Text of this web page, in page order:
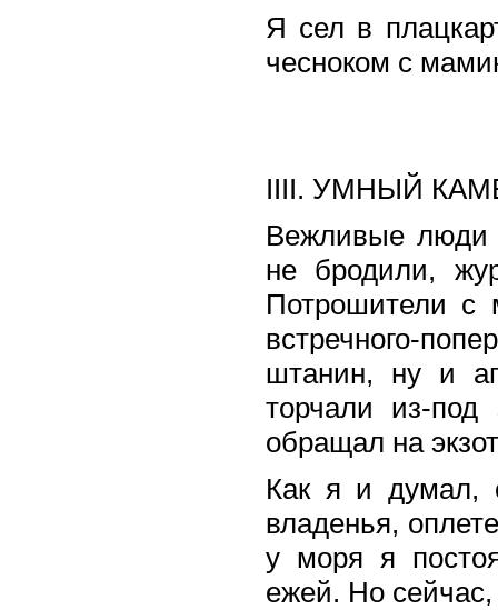
Я сел в
чесноком с
IIII. УМНЫЙ
Вежливые люди
не бродили,
Потрошители с
встречного-
штанин, ну и
торчали из-
обращал на
Как я и думал,
владенья,
у моря я
ежей. Но